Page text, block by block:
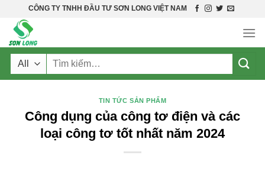
content
CÔNG TY TNHH ĐẦU TƯ SƠN LONG VIỆT NAM
Tìm
TIN TỨC SẢN PHẨM
Công dụng của công tơ điện và các
loại công tơ tốt nhất năm 2024